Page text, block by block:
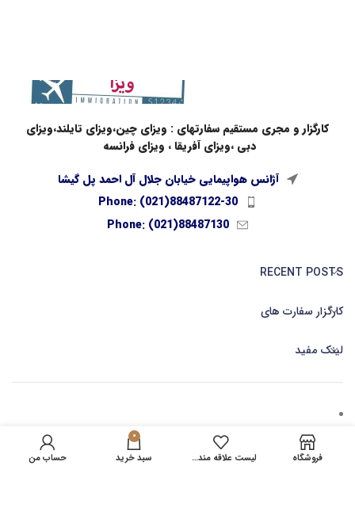
کارگزار و مجری مستقیم سفارتهای : ویزای چین،ویزای تایلند،ویزای
دبی ،ویزای آفریقا ، ویزای فرانسه
آژانس هواپیمایی خیابان جلال آل احمد پل گیشا
Phone: (021)88487122-30
Phone: (021)88487130
RECENT POSTS
کارگزار سفارت های
لینک مفید
کارگزاری صدور بلیط آنلاین
فروشگاه لیست علاقه مندی ها
0
سبد خرید حساب من